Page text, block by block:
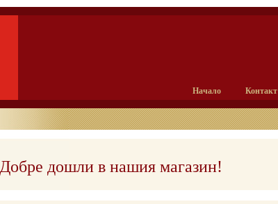
Начало Контакт
Добре дошли в нашия магазин!